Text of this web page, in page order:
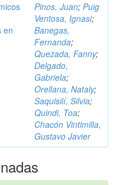
en
Pinos, Juan; Puig
Ventosa, Ignasi;
Banegas,
Fernanda;
Quezada, Fanny;
Delgado,
Gabriela;
Orellana, Nataly;
Saquisilí, Silvia;
Quindi, Toa;
Chacón Vintimilla,
Gustavo Javier